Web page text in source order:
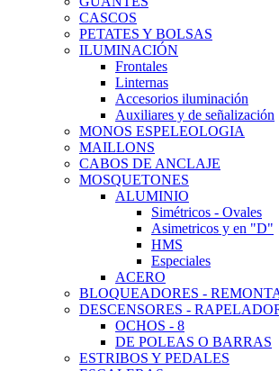
CASCOS
PETATES Y BOLSAS
ILUMINACIÓN
Frontales
Linternas
Accesorios iluminación
Auxiliares y de señalización
MONOS ESPELEOLOGIA
MAILLONS
CABOS DE ANCLAJE
MOSQUETONES
ALUMINIO
Simétricos - Ovales
Asimetricos y en "D"
HMS
Especiales
ACERO
BLOQUEADORES -
DESCENSORES -
OCHOS - 8
DE POLEAS O BARRAS
ESTRIBOS Y PEDALES